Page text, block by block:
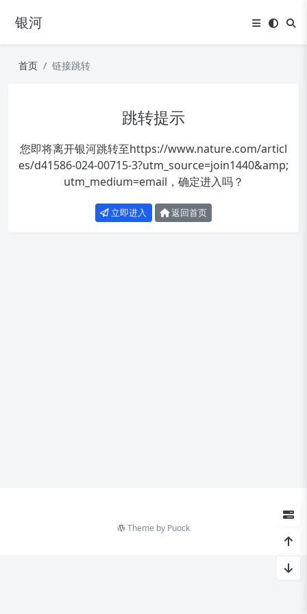
银河
首页 链接跳转
跳转提示
您即将离开银河跳转至https://www.nature.com/articl
es/d41586-024-00715-3?utm_source=join1440&amp;
utm_medium=email ，确定进入吗？
立即进入 返回首页
Theme by Puock